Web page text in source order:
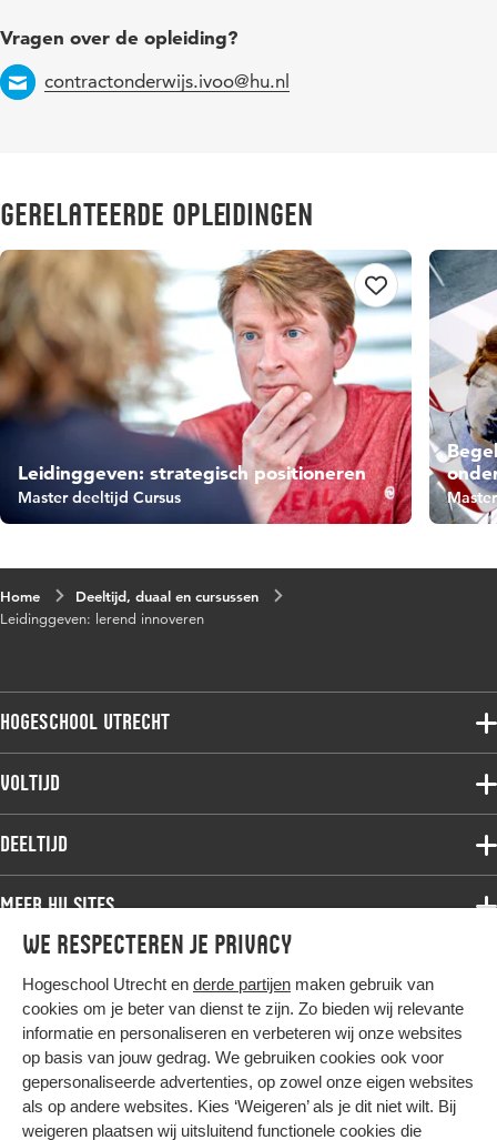
We respecteren je privacy
Hogeschool Utrecht en derde partijen maken gebruik van
cookies om je beter van dienst te zijn. Zo bieden wij relevante
informatie en personaliseren en verbeteren wij onze websites
op basis van jouw gedrag. We gebruiken cookies ook voor
gepersonaliseerde advertenties, op zowel onze eigen websites
als op andere websites. Kies ‘Weigeren’ als je dit niet wilt. Bij
weigeren plaatsen wij uitsluitend functionele cookies die
Vragen over de opleiding?
Email
contractonderwijs.ivoo@hu.nl
Gerelateerde opleidingen
Leidinggeven: strategisch positioneren
Master deeltijd Cursus
Home
Deeltijd, duaal en cursussen
Leidinggeven: lerend innoveren
Hogeschool Utrecht
Voltijdopleidingen
Deeltijdopleidingen
Onderzoek
Werken bij de HU
Contact
Voltijd
Associate degree
Bachelor
Master
Studiekeuze voltijd
Deeltijd
Associate degree
Bachelor
Master
Post-master
Studiekeuze deeltijd
Meer HU sites
HU International
HU Bibliotheek
HU Ontwikkelt
Duurzame HU
Intranet
Hier komt alles samen
Colofon